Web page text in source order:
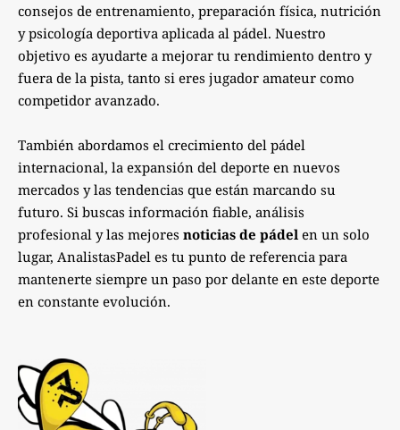
consejos de entrenamiento, preparación física, nutrición
y psicología deportiva aplicada al pádel. Nuestro
objetivo es ayudarte a mejorar tu rendimiento dentro y
fuera de la pista, tanto si eres jugador amateur como
competidor avanzado.
También abordamos el crecimiento del pádel
internacional, la expansión del deporte en nuevos
mercados y las tendencias que están marcando su
futuro. Si buscas información fiable, análisis
profesional y las mejores noticias de pádel en un solo
lugar, AnalistasPadel es tu punto de referencia para
mantenerte siempre un paso por delante en este deporte
en constante evolución.